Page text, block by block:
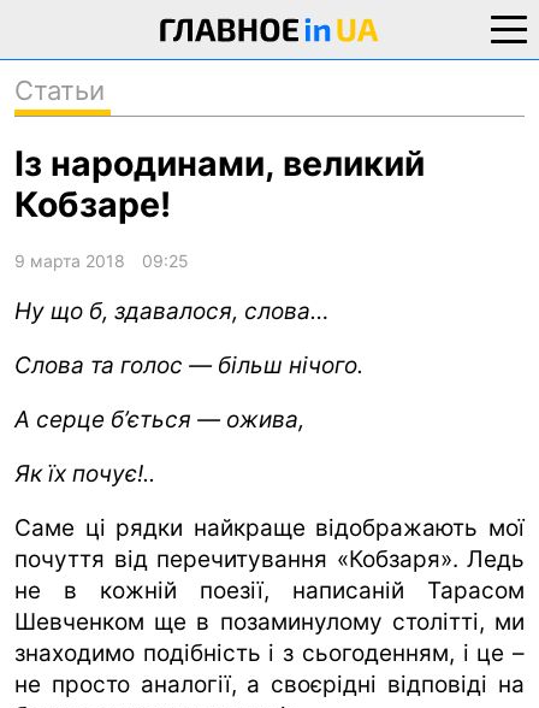
новости
контакты
экономика
техно
харьков
gambling
ua ru en
Статьи
Із народинами, великий
Кобзаре!
9 марта 2018 09:25
Ну що б, здавалося, слова…
Слова та голос — більш нічого.
А серце б’ється — ожива,
Як їх почує!..
Саме ці рядки найкраще відображають мої
почуття від перечитування «Кобзаря». Ледь
не в кожній поезії, написаній Тарасом
Шевченком ще в позаминулому столітті, ми
знаходимо подібність і з сьогоденням, і це –
не просто аналогії, а своєрідні відповіді на